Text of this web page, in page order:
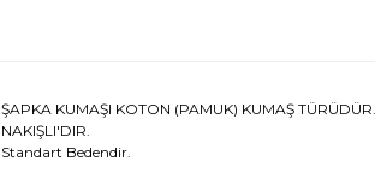
ŞAPKA KUMAŞI KOTON (PAMUK) KUMAŞ
NAKIŞLI'DIR.
Standart Bedendir.